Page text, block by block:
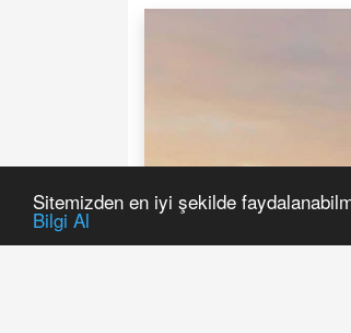
Sitemizden en iyi şekilde
Bilgi Al